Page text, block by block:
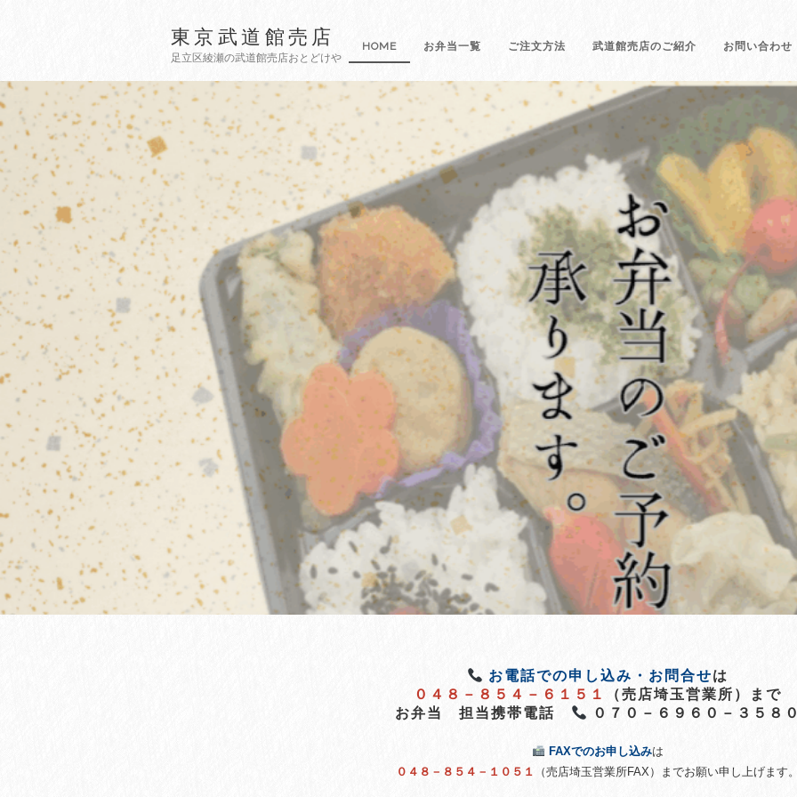
東京武道館売店
足立区綾瀬の武道館売店おとどけや
HOME お弁当一覧 ご注文方法 武道館売店のご紹介 お問い合わせ
お電話での申し込み・お問合せは
０４８－８５４－６１５１
（売店埼玉営業所）まで
お弁当 担当携帯電話
０７０－６９６０－３５８
FAXでのお申し込みは
０４８－８５４－１０５１
（売店埼玉営業所FAX）までお願い申し上げます